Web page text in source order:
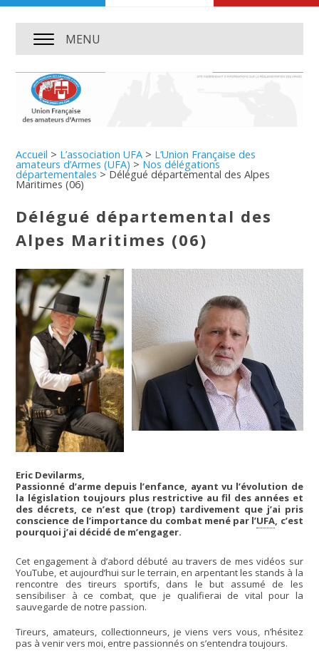
MENU
Accueil > L’association UFA > L’Union Française des
amateurs d’Armes (UFA) > Nos délégations
départementales > Délégué départemental des Alpes
Maritimes (06)
Délégué départemental des
Alpes Maritimes (06)
Eric Devilarms,
Passionné d’arme depuis l’enfance, ayant vu l’évolution de
la législation toujours plus restrictive au fil des années et
des décrets, ce n’est que (trop) tardivement que j’ai pris
conscience de l’importance du combat mené par l’UFA, c’est
pourquoi j’ai décidé de m’engager.
Cet engagement à d’abord débuté au travers de mes vidéos sur
YouTube, et aujourd’hui sur le terrain, en arpentant les stands à la
rencontre des tireurs sportifs, dans le but assumé de les
sensibiliser à ce combat, que je qualifierai de vital pour la
sauvegarde de notre passion.
Tireurs, amateurs, collectionneurs, je viens vers vous, n’hésitez
pas à venir vers moi, entre passionnés on s’entendra toujours.